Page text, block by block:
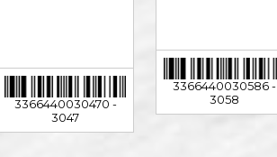
3366440030470 -
3047
3366440030586 -
3058